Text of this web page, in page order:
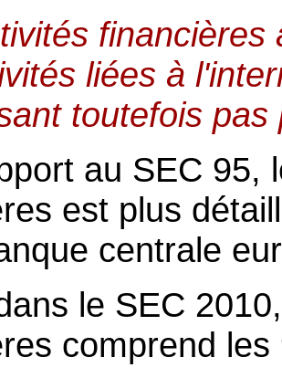
liées à
toutefois pas
au SEC 95,
est plus
centrale
le SEC
comprend